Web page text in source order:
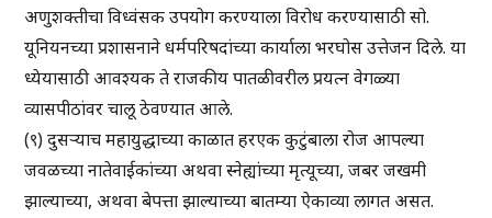
अणुशक्तीचा विध्वंसक उपयोग करण्याला विरोध करण्यासाठी सो.
यूनियनच्या प्रशासनाने धर्मपरिषदांच्या कार्याला भरघोस उत्तेजन दिले. या
ध्येयासाठी आवश्यक ते राजकीय पातळीवरील प्रयत्न वेगळ्या
व्यासपीठांवर चालू ठेवण्यात आले.
(९) दुसऱ्याच महायुद्धाच्या काळात हरएक कुटुंबाला रोज आपल्या
जवळच्या नातेवाईकांच्या अथवा स्नेह्यांच्या मृत्यूच्या, जबर जखमी
झाल्याच्या, अथवा बेपत्ता झाल्याच्या बातम्या ऐकाव्या लागत असत.